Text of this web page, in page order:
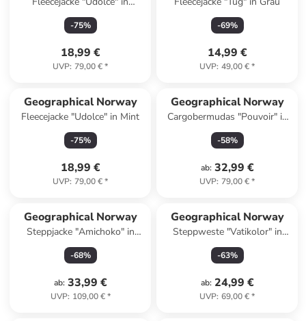
Dunkelblau
-75%
18,99 €
UVP: 79,00 €*
-69%
14,99 €
UVP: 49,00 €*
Geographical Norway
Fleecejacke "Udolce" in Mint
-75%
18,99 €
UVP: 79,00 €*
Geographical Norway
Cargobermudas "Pouvoir" in
Beige
-58%
ab: 32,99 €
UVP: 79,00 €*
Geographical Norway
Steppjacke "Amichoko" in
Anthrazit
-68%
ab: 33,99 €
UVP: 109,00 €*
Geographical Norway
Steppweste "Vatikolor" in
Hellgrau
-63%
ab: 24,99 €
UVP: 69,00 €*